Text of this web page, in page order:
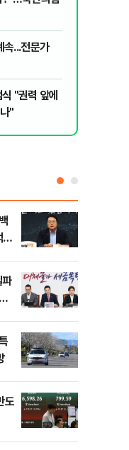
속...전문가
"권력 앞에
"
도